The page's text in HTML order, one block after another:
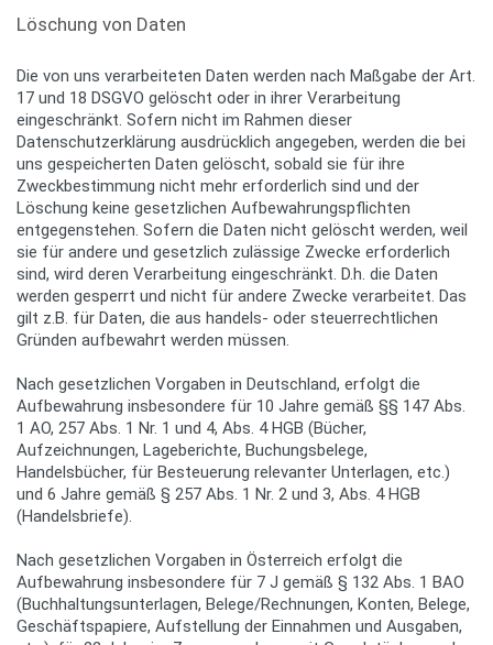
Löschung von Daten
Die von uns verarbeiteten Daten werden nach Maßgabe der Art.
17 und 18 DSGVO gelöscht oder in ihrer Verarbeitung
eingeschränkt. Sofern nicht im Rahmen dieser
Datenschutzerklärung ausdrücklich angegeben, werden die bei
uns gespeicherten Daten gelöscht, sobald sie für ihre
Zweckbestimmung nicht mehr erforderlich sind und der
Löschung keine gesetzlichen Aufbewahrungspflichten
entgegenstehen. Sofern die Daten nicht gelöscht werden, weil
sie für andere und gesetzlich zulässige Zwecke erforderlich
sind, wird deren Verarbeitung eingeschränkt. D.h. die Daten
werden gesperrt und nicht für andere Zwecke verarbeitet. Das
gilt z.B. für Daten, die aus handels- oder steuerrechtlichen
Gründen aufbewahrt werden müssen.
Nach gesetzlichen Vorgaben in Deutschland, erfolgt die
Aufbewahrung insbesondere für 10 Jahre gemäß §§ 147 Abs.
1 AO, 257 Abs. 1 Nr. 1 und 4, Abs. 4 HGB (Bücher,
Aufzeichnungen, Lageberichte, Buchungsbelege,
Handelsbücher, für Besteuerung relevanter Unterlagen, etc.)
und 6 Jahre gemäß § 257 Abs. 1 Nr. 2 und 3, Abs. 4 HGB
(Handelsbriefe).
Nach gesetzlichen Vorgaben in Österreich erfolgt die
Aufbewahrung insbesondere für 7 J gemäß § 132 Abs. 1 BAO
(Buchhaltungsunterlagen, Belege/Rechnungen, Konten, Belege,
Geschäftspapiere, Aufstellung der Einnahmen und Ausgaben,